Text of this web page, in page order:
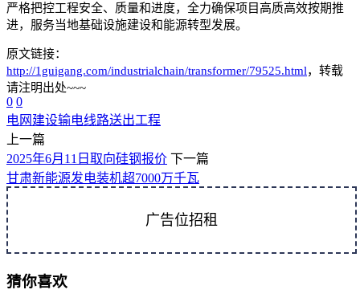
严格把控工程安全、质量和进度，全力确保项目高质高效按期推
进，服务当地基础设施建设和能源转型发展。
原文链接：
http://1guigang.com/industrialchain/transformer/79525.html，转载
请注明出处~~~
0 0
电网建设输电线路送出工程
上一篇
2025年6月11日取向硅钢报价 下一篇
甘肃新能源发电装机超7000万千瓦
广告位招租
猜你喜欢